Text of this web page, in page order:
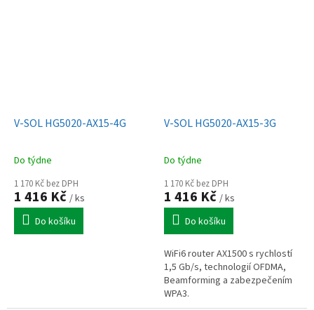
V-SOL HG5020-AX15-4G
Do týdne
1 170 Kč bez DPH
1 416 Kč / ks
Do košíku
V-SOL HG5020-AX15-3G
Do týdne
1 170 Kč bez DPH
1 416 Kč / ks
Do košíku
WiFi6 router AX1500 s rychlostí
1,5 Gb/s, technologií OFDMA,
Beamforming a zabezpečením
WPA3.